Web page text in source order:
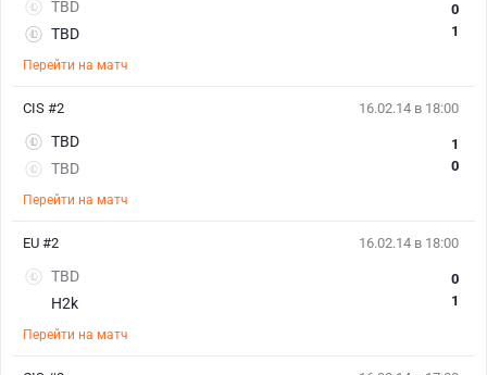
TBD
TBD
0
1
Перейти на матч
16.02.14 в 18:00
TBD
TBD
1
0
Перейти на матч
CIS #2
16.02.14 в 18:00
TBD
H2k
0
1
Перейти на матч
EU #2